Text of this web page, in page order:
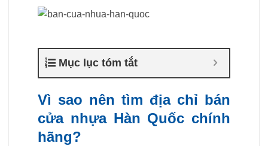
Mục lục tóm tắt
Vì sao nên tìm địa chỉ bán
cửa nhựa Hàn Quốc chính
hãng?